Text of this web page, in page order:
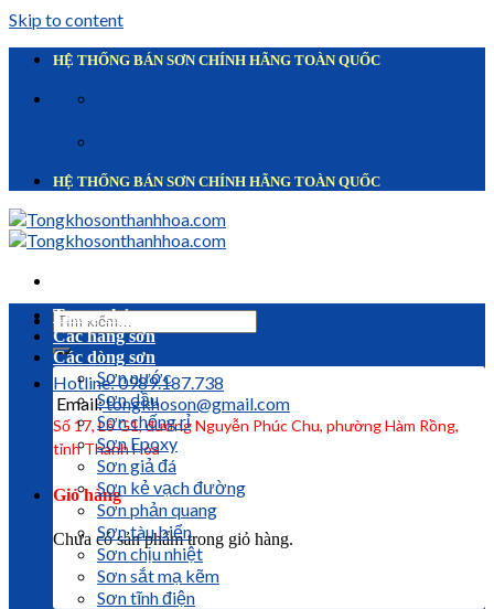
Skip to content
HỆ THỐNG BÁN SƠN CHÍNH HÃNG TOÀN QUỐC
HỆ THỐNG BÁN SƠN CHÍNH HÃNG TOÀN QUỐC
Hotline: 0989.187.738
Email:tongkhoson@gmail.com
Số 17, Lô G1, đường Nguyễn Phúc Chu, phường Hàm Rồng,
tỉnh Thanh Hóa
Giỏ hàng
Chưa có sản phẩm trong giỏ hàng.
Trang chủ
Các hãng sơn
Các dòng sơn
Sơn nước
Sơn dầu
Sơn chống rỉ
Sơn Epoxy
Sơn giả đá
Sơn kẻ vạch đường
Sơn phản quang
Sơn tàu biển
Sơn chịu nhiệt
Sơn sắt mạ kẽm
Sơn tĩnh điện